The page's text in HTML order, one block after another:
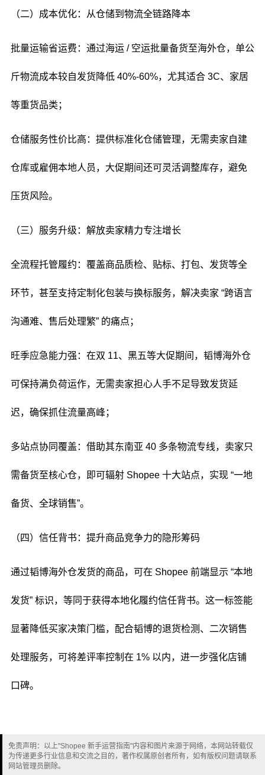
（二）成本优化：从仓储到物流全链路降本
批量运输省运费：通过海运 / 空运批量备货至海外仓，单公
斤物流成本较自发货降低 40%-60%，尤其适合 3C、家居
等重货品类；
仓储服务性价比高：提供标准化仓储管理，无需卖家自建
仓库或雇佣本地人员，大促期间还可灵活调整库存，避免
压货风险。
（三）服务升级：解放卖家精力专注增长
全流程托管履约：覆盖商品质检、贴标、打包、发货等全
环节，甚至支持定制化包装与换标服务，解决卖家 “跨语言
沟通难、售后处理繁” 的痛点；
旺季应急能力强：在双 11、黑五等大促期间，韬博海外仓
可保持满负荷运作，无需卖家担心人手不足导致发货延
迟，确保抓住流量高峰；
多站点协同覆盖：借助其东南亚 40 多条物流专线，卖家只
需备货至核心仓，即可辐射 Shopee 十大站点，实现 “一地
备货、全球销售”。
（四）信任背书：提升商品竞争力的隐形筹码
通过韬博海外仓发货的商品，可在 Shopee 前端显示 “本地
发货” 标识，等同于获得本地化履约信任背书。这一标签能
显著降低买家决策门槛，配合韬博的退货检测、二次销售
处理服务，可将差评率控制在 1% 以内，进一步强化店铺
口碑。
免责声明：以上"Shopee 新手运营指南"内容和图片来源于网络，本网站转载仅
为传递更多行业信息和交流之目的，著作权属原创者所有，如有版权问题请联系
网站管理员删除。